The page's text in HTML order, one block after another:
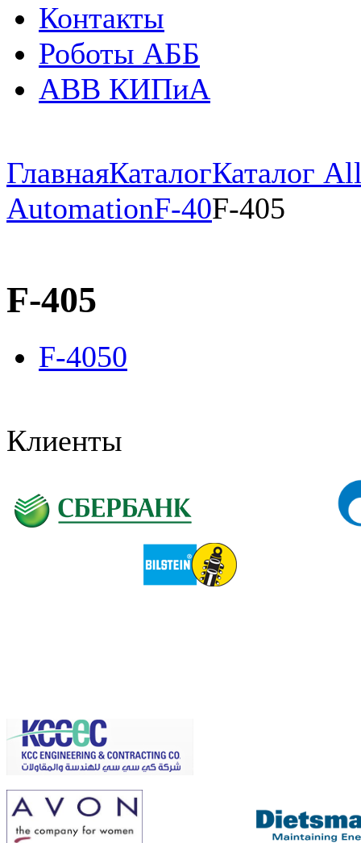
Контакты
Роботы АББ
ABB КИПиА
ГлавнаяКаталогКаталог
AutomationF-40F-405
F-405
F-4050
Клиенты